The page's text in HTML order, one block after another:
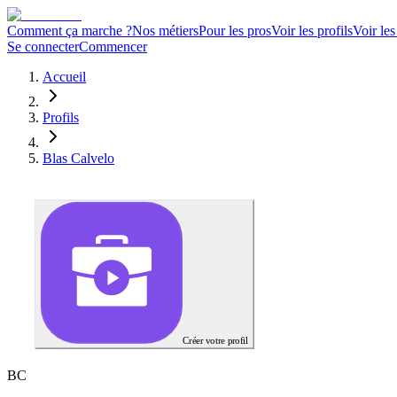
Comment ça marche ?Nos métiersPour les prosVoir les profilsVoir
Se connecterCommencer
Accueil
Profils
Blas Calvelo
Créer votre profil
BC